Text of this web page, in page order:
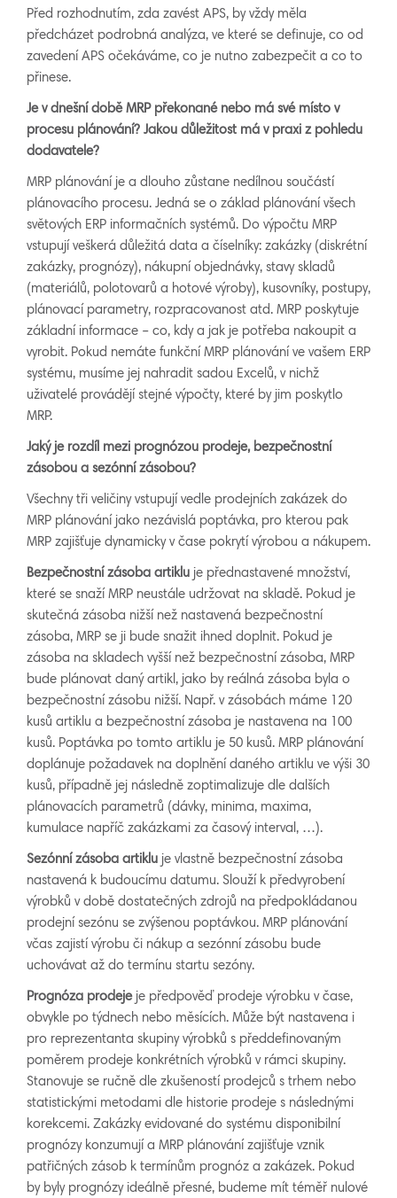
Před rozhodnutím, zda zavést APS, by vždy měla
předcházet podrobná analýza, ve které se definuje, co od
zavedení APS očekáváme, co je nutno zabezpečit a co to
přinese.
Je v dnešní době MRP překonané nebo má své místo v
procesu plánování? Jakou důležitost má v praxi z pohledu
dodavatele?
MRP plánování je a dlouho zůstane nedílnou součástí
plánovacího procesu. Jedná se o základ plánování všech
světových ERP informačních systémů. Do výpočtu MRP
vstupují veškerá důležitá data a číselníky: zakázky (diskrétní
zakázky, prognózy), nákupní objednávky, stavy skladů
(materiálů, polotovarů a hotové výroby), kusovníky, postupy,
plánovací parametry, rozpracovanost atd. MRP poskytuje
základní informace – co, kdy a jak je potřeba nakoupit a
vyrobit. Pokud nemáte funkční MRP plánování ve vašem ERP
systému, musíme jej nahradit sadou Excelů, v nichž
uživatelé provádějí stejné výpočty, které by jim poskytlo
MRP.
Jaký je rozdíl mezi prognózou prodeje, bezpečnostní
zásobou a sezónní zásobou?
Všechny tři veličiny vstupují vedle prodejních zakázek do
MRP plánování jako nezávislá poptávka, pro kterou pak
MRP zajišťuje dynamicky v čase pokrytí výrobou a nákupem.
Bezpečnostní zásoba artiklu je přednastavené množství,
které se snaží MRP neustále udržovat na skladě. Pokud je
skutečná zásoba nižší než nastavená bezpečnostní
zásoba, MRP se ji bude snažit ihned doplnit. Pokud je
zásoba na skladech vyšší než bezpečnostní zásoba, MRP
bude plánovat daný artikl, jako by reálná zásoba byla o
bezpečnostní zásobu nižší. Např. v zásobách máme 120
kusů artiklu a bezpečnostní zásoba je nastavena na 100
kusů. Poptávka po tomto artiklu je 50 kusů. MRP plánování
doplánuje požadavek na doplnění daného artiklu ve výši 30
kusů, případně jej následně zoptimalizuje dle dalších
plánovacích parametrů (dávky, minima, maxima,
kumulace napříč zakázkami za časový interval, …).
Sezónní zásoba artiklu je vlastně bezpečnostní zásoba
nastavená k budoucímu datumu. Slouží k předvyrobení
výrobků v době dostatečných zdrojů na předpokládanou
prodejní sezónu se zvýšenou poptávkou. MRP plánování
včas zajistí výrobu či nákup a sezónní zásobu bude
uchovávat až do termínu startu sezóny.
Prognóza prodejeje předpověď prodeje výrobku v čase,
obvykle po týdnech nebo měsících. Může být nastavena i
pro reprezentanta skupiny výrobků s předdefinovaným
poměrem prodeje konkrétních výrobků v rámci skupiny.
Stanovuje se ručně dle zkušeností prodejců s trhem nebo
statistickými metodami dle historie prodeje s následnými
korekcemi. Zakázky evidované do systému disponibilní
prognózy konzumují a MRP plánování zajišťuje vznik
patřičných zásob k termínům prognóz a zakázek. Pokud
by byly prognózy ideálně přesné, budeme mít téměř nulové